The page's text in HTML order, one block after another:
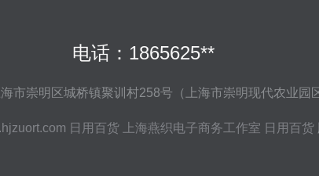
电话：1865625**
市崇明区城桥镇聚训村258号（上海市崇明现代农业园
日用百货 上海燕织电子商务工作室 日用百货